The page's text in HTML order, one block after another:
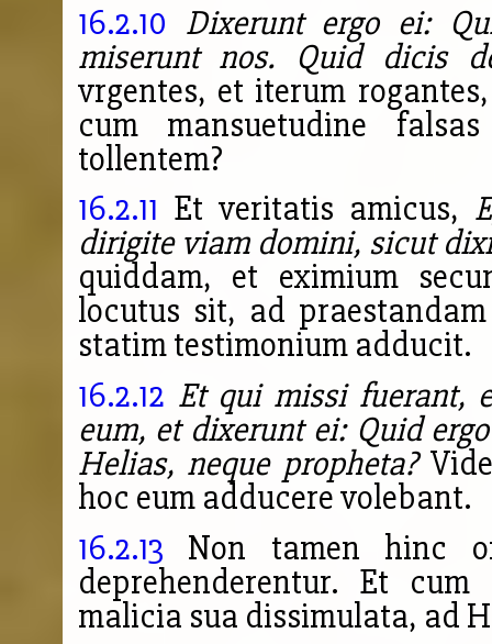
16.2.10 Dixerunt ergo ei:
miserunt nos. Quid dicis
vrgentes, et iterum
cum mansuetudine
tollentem?
16.2.11 Et veritatis amicus,
dirigite viam domini, sicut
quiddam, et eximium
locutus sit, ad
statim testimonium adducit.
16.2.12 Et qui missi fuerant,
eum, et dixerunt ei: Quid
Helias, neque propheta?
hoc eum adducere volebant.
16.2.13 Non tamen hinc
deprehenderentur. Et
malicia sua dissimulata, ad